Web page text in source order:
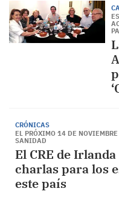
CRÓNICAS
EL PRÓXIMO 14 DE
SANIDAD
El CRE de
charlas para los
este país